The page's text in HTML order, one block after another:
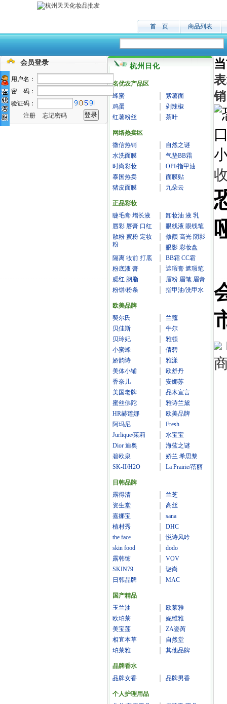
首 页 商品列表
会员登录
用户名：
密 码：
验证码：
注册
忘记密码
杭州日化
名优农产品区
蜂蜜
紫薯面
鸡蛋
剁辣椒
红薯粉丝
茶叶
网络热卖区
微信热销
自然之谜
水洗面膜
气垫BB霜
时尚彩妆
OPI/指甲油
泰国热卖
面膜贴
猪皮面膜
九朵云
正品彩妆
睫毛膏 增长液
卸妆油 液 乳
唇彩 唇膏 口红
眼线液 眼线笔
散粉 蜜粉 定妆
粉
修颜 高光 阴影
眼影 彩妆盘
隔离 妆前 打底
BB霜 CC霜
粉底液 膏
遮瑕膏 遮瑕笔
腮红 胭脂
眉粉 眉笔 眉膏
粉饼/粉条
指甲油/洗甲水
欧美品牌
契尔氏
兰蔻
贝佳斯
牛尔
贝玲妃
雅顿
小蜜蜂
倩碧
娇韵诗
雅漾
美体小铺
欧舒丹
香奈儿
安娜苏
美国老牌
品木宣言
蜜丝佛陀
雅诗兰黛
HR赫莲娜
欧美品牌
阿玛尼
Fresh
Jurlique/茱莉
水宝宝
Dior 迪奥
海蓝之谜
碧欧泉
娇兰 希思黎
SK-II/H2O
La Prairie/蓓丽
日韩品牌
露得清
兰芝
资生堂
高丝
嘉娜宝
sana
植村秀
DHC
the face
悦诗风吟
skin food
dodo
露韩饰
VOV
SKIN79
谜尚
日韩品牌
MAC
国产精品
玉兰油
欧莱雅
欧珀莱
妮维雅
美宝莲
ZA姿芮
相宜本草
自然堂
珀莱雅
其他品牌
品牌香水
品牌女香
品牌男香
个人护理用品
表
销